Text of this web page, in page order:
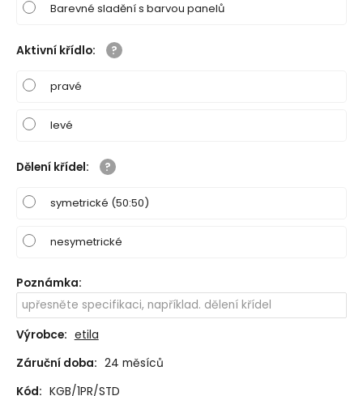
Barevné sladění s barvou panelů
Aktivní křídlo:
pravé
levé
Dělení křídel:
symetrické (50:50)
nesymetrické
Poznámka:
Výrobce: etila
Záruční doba: 24 měsíců
Kód: KGB/1PR/STD